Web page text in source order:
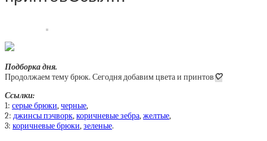
Подборка дня.
Продолжаем тему брюк. Сегодня добавим цвета и принтов🤍
Ссылки:
1: серые брюки,черные,
2: джинсы пэчворк,коричневые зебра,желтые,
3: коричневые брюки,зеленые.